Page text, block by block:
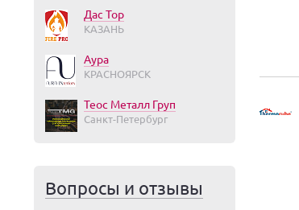
Дас Тор
КАЗАНЬ
Аура
КРАСНОЯРСК
Теос Металл Груп
Санкт-Петербург
Вопросы и отзывы